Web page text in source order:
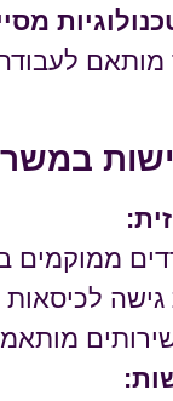
ממוקמים
גישה